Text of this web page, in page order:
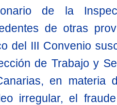
de la
de otras
del III Convenio
de Trabajo y
en materia
irregular, el